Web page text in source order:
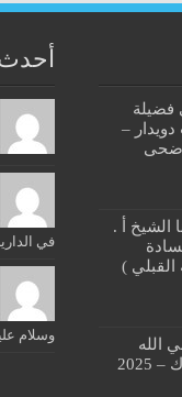
فضيلة
–
الشيخ أ .
القبلي )
الله
عنه بعيد الأضحى المبارك – 2025
أحدث
في
وسلام